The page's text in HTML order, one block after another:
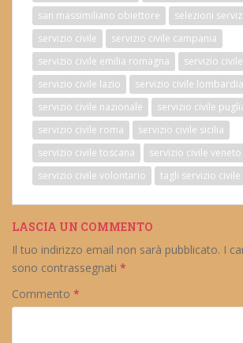
san massimiliano obiettore
selezioni
servizio civile
servizio civile campania
servizio civile emilia romagna
servizio
servizio civile lazio
servizio civile lombardia
servizio civile nazionale
servizio civile
servizio civile roma
servizio civile sicilia
servizio civile toscana
servizio civile veneto
servizio civile volontario
tagli servizio civile
LASCIA UN COMMENTO
Il tuo indirizzo email non sarà pubblicato. I
sono contrassegnati *
Commento *